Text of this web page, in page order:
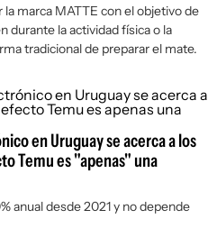
marca MATTE con el objetivo de
durante la actividad física o la
tradicional de preparar el mate.
en Uruguay se acerca a los
Temu es "apenas" una
anual desde 2021 y no depende